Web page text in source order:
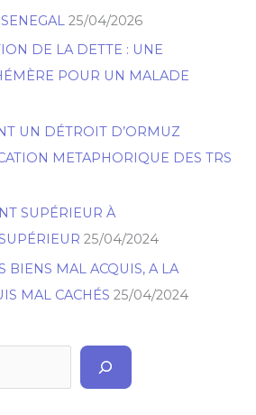
25/04/2026
DE LA DETTE : UNE
POUR UN MALADE
UN DÉTROIT D’ORMUZ
METAPHORIQUE DES TRS
SUPÉRIEUR À
25/04/2024
BIENS MAL ACQUIS, A LA
MAL CACHÉS 25/04/2024